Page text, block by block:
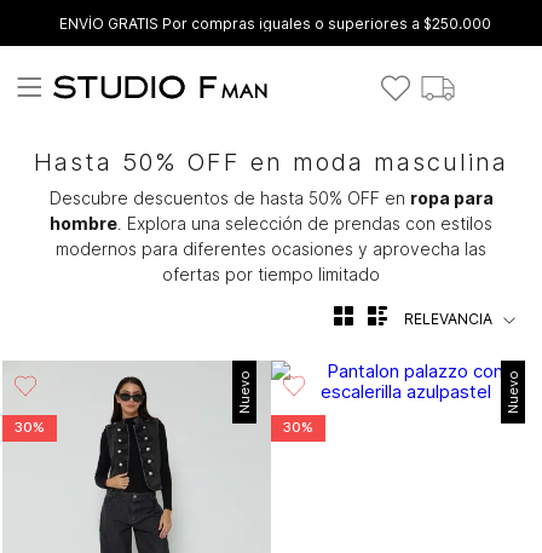
ENVÍO GRATIS Por compras iguales o superiores a $250.000
Hasta 50% OFF en moda masculina
Descubre descuentos de hasta 50% OFF en ropa para
hombre . Explora una selección de prendas con estilos
modernos para diferentes ocasiones y aprovecha las
ofertas por tiempo limitado
RELEVANCIA
Nuevo
30%
Nuevo
30%